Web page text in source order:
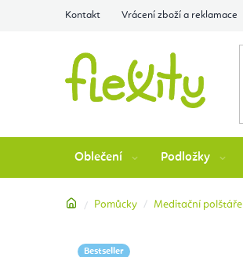
Kontakt Vrácení zboží a reklamace
Oblečení Podložky
DomůPomůcky Meditační polštáře
Bestseller